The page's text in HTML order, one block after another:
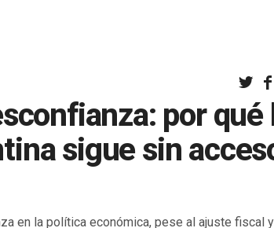
por qué
sigue sin
en la política económica, pese al ajuste fiscal